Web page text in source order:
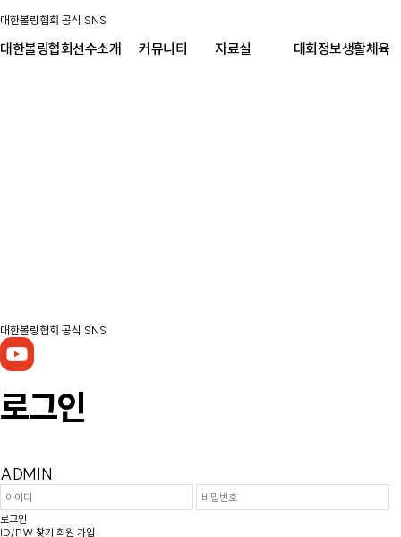
대한볼링협회 공식 SNS
대한볼링협회선수소개 커뮤니티 자료실 대회정보생활체육
대한볼링협회 공식 SNS
로그인
ADMIN
ID/PW 찾기 회원 가입